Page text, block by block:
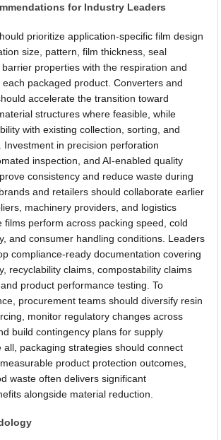
for Industry Leaders
prioritize application-specific film design
size, pattern, film thickness, seal
properties with the respiration and
packaged product. Converters and
accelerate the transition toward
structures where feasible, while
with existing collection, sorting, and
Investment in precision perforation
inspection, and AI-enabled quality
consistency and reduce waste during
and retailers should collaborate earlier
machinery providers, and logistics
films perform across packing speed, cold
and consumer handling conditions. Leaders
compliance-ready documentation covering
recyclability claims, compostability claims
product performance testing. To
procurement teams should diversify resin
monitor regulatory changes across
build contingency plans for supply
all, packaging strategies should connect
product protection outcomes,
waste often delivers significant
alongside material reduction.